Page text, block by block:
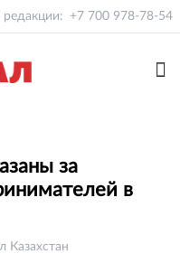
редакции: +7 700 978-78-54
за
в
Казахстан